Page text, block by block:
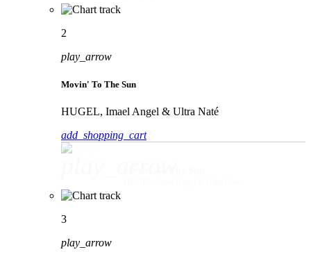
2
play_arrow
Movin' To The Sun
HUGEL, Imael Angel & Ultra Naté
add_shopping_cart
3
play_arrow